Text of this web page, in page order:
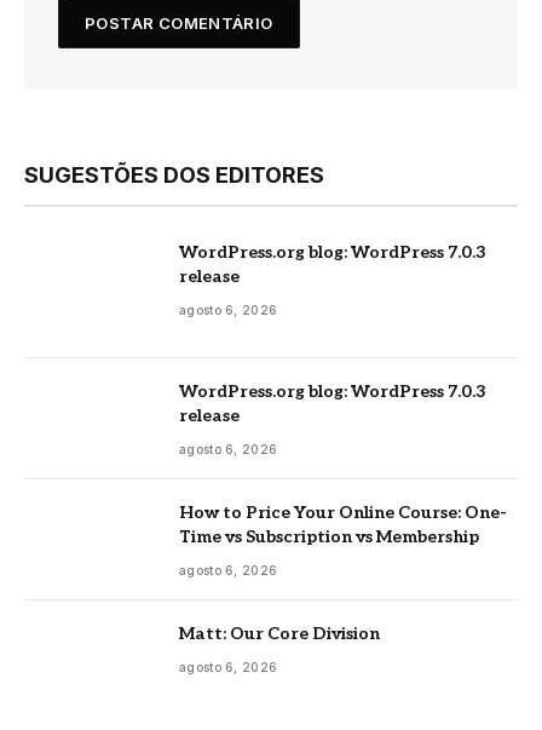
SUGESTÕES DOS EDITORES
WordPress.org blog: WordPress 7.0.3
release
agosto 6, 2026
WordPress.org blog: WordPress 7.0.3
release
agosto 6, 2026
How to Price Your Online Course: One-
Time vs Subscription vs Membership
agosto 6, 2026
Matt: Our Core Division
agosto 6, 2026